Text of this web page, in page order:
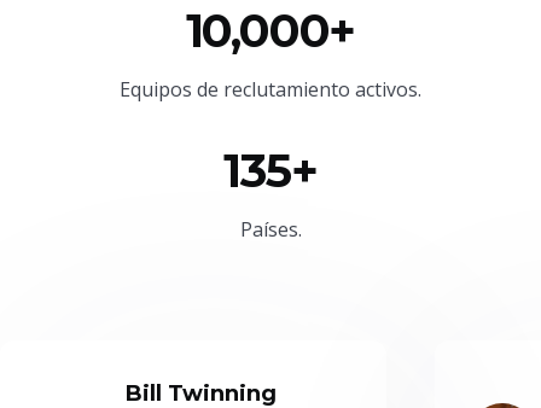
10,000+
Equipos de reclutamiento activos.
135+
Países.
Bill Twinning